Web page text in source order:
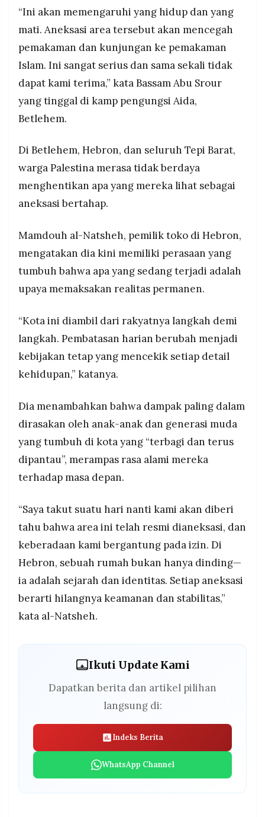
“Ini akan memengaruhi yang hidup dan yang
mati. Aneksasi area tersebut akan mencegah
pemakaman dan kunjungan ke pemakaman
Islam. Ini sangat serius dan sama sekali tidak
dapat kami terima,” kata Bassam Abu Srour
yang tinggal di kamp pengungsi Aida,
Betlehem.
Di Betlehem, Hebron, dan seluruh Tepi Barat,
warga Palestina merasa tidak berdaya
menghentikan apa yang mereka lihat sebagai
aneksasi bertahap.
Mamdouh al-Natsheh, pemilik toko di Hebron,
mengatakan dia kini memiliki perasaan yang
tumbuh bahwa apa yang sedang terjadi adalah
upaya memaksakan realitas permanen.
“Kota ini diambil dari rakyatnya langkah demi
langkah. Pembatasan harian berubah menjadi
kebijakan tetap yang mencekik setiap detail
kehidupan,” katanya.
Dia menambahkan bahwa dampak paling dalam
dirasakan oleh anak-anak dan generasi muda
yang tumbuh di kota yang “terbagi dan terus
dipantau”, merampas rasa alami mereka
terhadap masa depan.
“Saya takut suatu hari nanti kami akan diberi
tahu bahwa area ini telah resmi dianeksasi, dan
keberadaan kami bergantung pada izin. Di
Hebron, sebuah rumah bukan hanya dinding—
ia adalah sejarah dan identitas. Setiap aneksasi
berarti hilangnya keamanan dan stabilitas,”
kata al-Natsheh.
Ikuti Update Kami
Dapatkan berita dan artikel pilihan
langsung di:
Indeks Berita
WhatsApp Channel